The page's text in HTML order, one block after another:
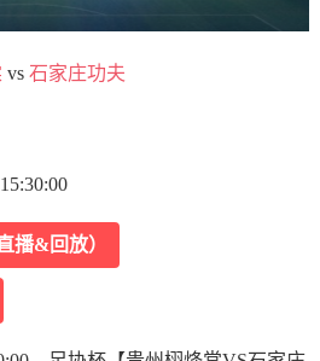
vs 石家庄功夫
播&回放）